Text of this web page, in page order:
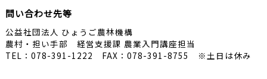
問い合わせ先等
公益社団法人 ひょうご農林機構
農村・担い手部 経営支援課 農業入門講座担当
TEL： 078-391-1222 FAX：078-391-8755 ※土日は休み